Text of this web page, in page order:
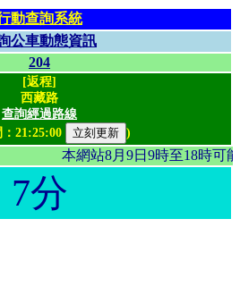
動查詢系統
公車動態資訊
204
[返程]
西藏路
查詢經過路線
21:25:00 )
本網站8月9日9時至18
7分